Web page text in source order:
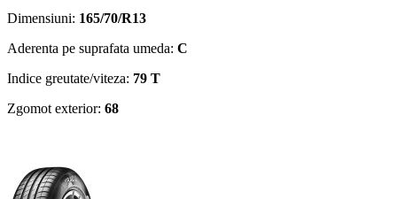
Dimensiuni: 165/70/R13
Aderenta pe suprafata umeda: C
Indice greutate/viteza: 79 T
Zgomot exterior: 68